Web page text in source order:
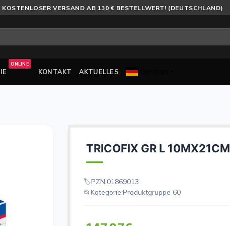
KOSTENLOSER VERSAND AB 130 € BESTELLWERT! (DEUTSCHLAND)
ONLINE
KONTAKT AKTUELLES
TRICOFIX GR L 10MX21CM
PZN:01869013
Kategorie:Produktgruppe 60